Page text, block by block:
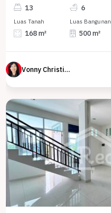
13 6
Luas Tanah
168 m²
Luas Bangunan
500 m²
Vonny Christina